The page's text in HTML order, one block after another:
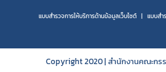
แบบสำรวจการให้บริการด้านข้อมูลเว็บไซต์ แบบสำ
Copyright 2020 | สำนักงานคณะกรร